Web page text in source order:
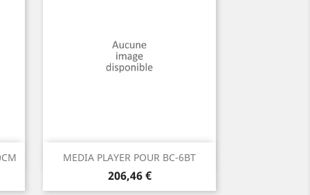
MEDIA PLAYER POUR BC-6BT
Prix
206,46 €
Aperçu rapide